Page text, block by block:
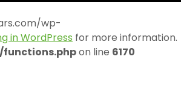
wp-
in WordPress for more information.
on line 6170